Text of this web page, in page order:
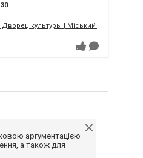
культуры | Міський палац
аргументацією
а також для